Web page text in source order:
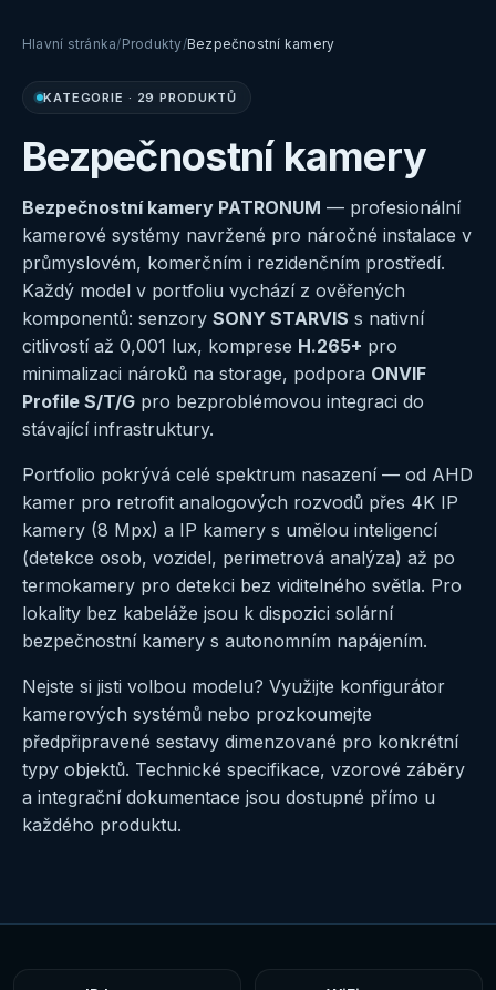
Hlavní stránka/Produkty/Bezpečnostní kamery
KATEGORIE · 29 PRODUKTŮ
Bezpečnostní kamery
Bezpečnostní kamery PATRONUM — profesionální
kamerové systémy navržené pro náročné instalace v
průmyslovém, komerčním i rezidenčním prostředí.
Každý model v portfoliu vychází z ověřených
komponentů: senzory SONY STARVIS s nativní
citlivostí až 0,001 lux, komprese H.265+ pro
minimalizaci nároků na storage, podpora ONVIF
Profile S/T/G pro bezproblémovou integraci do
stávající infrastruktury.
Portfolio pokrývá celé spektrum nasazení — od AHD
kamer pro retrofit analogových rozvodů přes 4K IP
kamery (8 Mpx) a IP kamery s umělou inteligencí
(detekce osob, vozidel, perimetrová analýza) až po
termokamery pro detekci bez viditelného světla. Pro
lokality bez kabeláže jsou k dispozici solární
bezpečnostní kamery s autonomním napájením.
Nejste si jisti volbou modelu? Využijte konfigurátor
kamerových systémů nebo prozkoumejte
předpřipravené sestavy dimenzované pro konkrétní
typy objektů. Technické specifikace, vzorové záběry
a integrační dokumentace jsou dostupné přímo u
každého produktu.